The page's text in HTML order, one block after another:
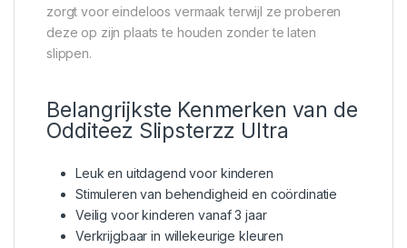
zorgt voor eindeloos vermaak terwijl ze proberen
deze op zijn plaats te houden zonder te laten
slippen.
Belangrijkste Kenmerken van de
Odditeez Slipsterzz Ultra
Leuk en uitdagend voor kinderen
Stimuleren van behendigheid en coördinatie
Veilig voor kinderen vanaf 3 jaar
Verkrijgbaar in willekeurige kleuren